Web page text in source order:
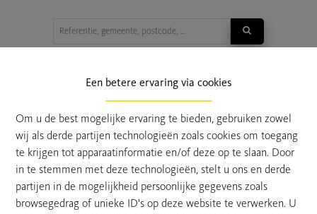
Een betere ervaring via cookies
Om u de best mogelijke ervaring te bieden, gebruiken zowel
wij als derde partijen technologieën zoals cookies om toegang
te krijgen tot apparaatinformatie en/of deze op te slaan. Door
in te stemmen met deze technologieën, stelt u ons en derde
partijen in de mogelijkheid persoonlijke gegevens zoals
browsegedrag of unieke ID's op deze website te verwerken. U